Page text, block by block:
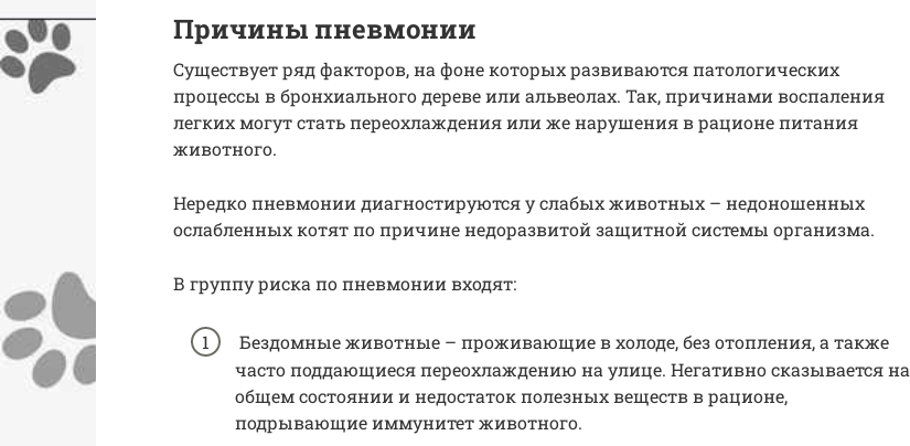
Причины пневмонии
Существует ряд факторов, на фоне которых развиваются патологических
процессы в бронхиального дереве или альвеолах. Так, причинами воспаления
легких могут стать переохлаждения или же нарушения в рационе питания
животного.
Нередко пневмонии диагностируются у слабых животных – недоношенных
ослабленных котят по причине недоразвитой защитной системы организма.
В группу риска по пневмонии входят:
Бездомные животные – проживающие в холоде, без отопления, а также
часто поддающиеся переохлаждению на улице. Негативно сказывается на
общем состоянии и недостаток полезных веществ в рационе,
подрывающие иммунитет животного.